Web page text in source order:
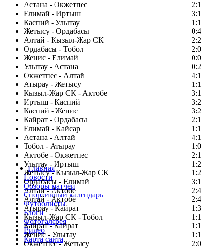
Астана - Окжетпес
2:1
Елимай - Иртыш
3:1
Каспий - Улытау
1:1
Жетысу - Ордабасы
0:4
Алтай - Кызыл-Жар СК
2:2
Ордабасы - Тобол
2:0
Женис - Елимай
0:0
Улытау - Астана
0:2
Окжетпес - Алтай
4:1
Атырау - Жетысу
1:1
Кызыл-Жар СК - Актобе
3:1
Иртыш - Каспий
3:2
Каспий - Женис
3:2
Кайрат - Ордабасы
2:1
Елимай - Кайсар
1:1
Астана - Алтай
4:1
Тобол - Атырау
1:0
Актобе - Окжетпес
2:1
Улытау - Иртыш
1:2
Жетысу - Кызыл-Жар СК
1:2
Ордабасы - Елимай
3:1
Алтай - Актобе
2:4
Алтай - Актобе
2:4
Атырау - Кайрат
1:3
Кызыл-Жар СК - Тобол
1:1
Кайрат - Кайрат
1:1
Женис - Улытау
1:1
Окжетпес - Жетысу
2:0
Главная
Новости
Обзоры матчей
Спортивный календарь
Футболисты
Блоги
Фотогалерея
Видео
Карта сайта